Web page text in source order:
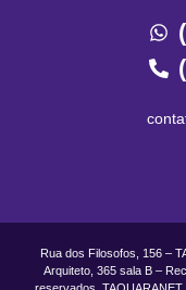
Rua dos Filosofos, 156 –
Arquiteto, 365 sala B –
reservados.